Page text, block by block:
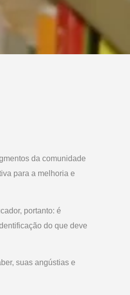
da comunidade
para a melhoria e
portanto: é
do que deve
suas angústias e